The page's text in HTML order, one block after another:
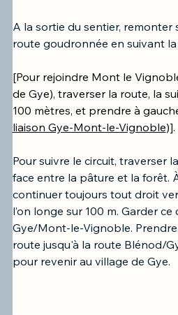
A la sortie du sentier, remonter
route goudronnée en suivant
[Pour rejoindre Mont le
de Gye), traverser la route, la
100 mètres, et prendre à
liaison Gye-Mont-le-Vignoble)].
Pour suivre le circuit, traverser
face entre la pâture et la forêt.
continuer toujours tout droit
l’on longe sur 100 m. Garder
Gye/Mont-le-Vignoble.
route jusqu'à la route Blénod/
pour revenir au village de Gye.